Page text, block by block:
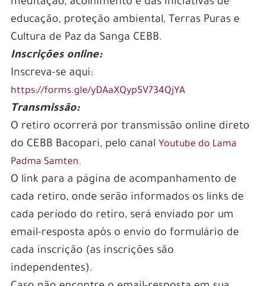
educação, proteção ambiental, Terras Puras e
Cultura de Paz da Sanga CEBB.
Inscrições online:
Inscreva-se aqui:
https://forms.gle/yDAaXQypSV734QjYA
Transmissão:
O retiro ocorrerá por transmissão online direto
do CEBB Bacopari, pelo canal Youtube do Lama
Padma Samten.
O link para a página de acompanhamento de
cada retiro, onde serão informados os links de
cada período do retiro, será enviado por um
email-resposta após o envio do formulário de
cada inscrição (as inscrições são
independentes).